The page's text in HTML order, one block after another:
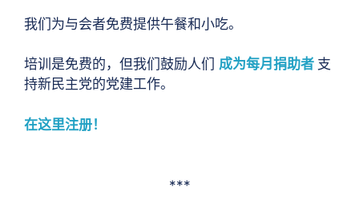
我们为与会者免费提供午餐和小吃。
培训是免费的，但我们鼓励人们 成为每月捐助者 支
持新民主党的党建工作。
在这里注册！
***